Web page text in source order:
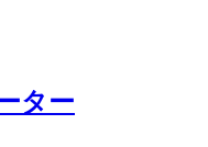
ター